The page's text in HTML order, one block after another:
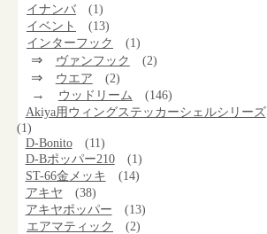
イナンバ
(1)
イベント
(13)
インターフック
(1)
⇒ ヴァンフック (2)
⇒ ウエア (2)
→ ウッドリーム
(146)
Akiya用ウィングステッカーシェルシリーズ
(1)
D-Bonito
(11)
D-Bポッパー210
(1)
ST-66金メッキ
(14)
アキヤ
(38)
アキヤポッパー
(13)
エアマティック
(2)